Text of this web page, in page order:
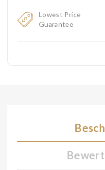
Lowest Price
Guarantee